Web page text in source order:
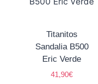
Titanitos
Sandalia B500
Eric Verde
41,90€